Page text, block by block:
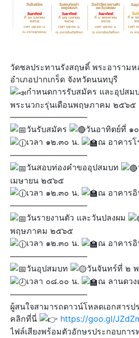
วัดชลประทานรังสฤษดิ์ พระอารามห
อำเภอปากเกร็ด จังหวัดนนทบุรี
กำหนดการรับสมัคร และอุปสม
พระนวกะรุ่นเดือนพฤษภาคม ๒๕๖๕
—————————–
วันรับสมัคร
วันอาทิตย์ที่ ๑
เวลา ๑๒.๓๐ น.
ณ อาคารโ
—————————–
วันสอบท่องคำขออุปสมบท
เมษายน ๒๕๖๕
เวลา ๑๒.๓๐ น.
ณ อาคารอิ
—————————–
วันรายงานตัว และวันปลงผม
พฤษภาคม ๒๕๖๕
เวลา ๑๒.๓๐ น.
ณ อาคารอิ
—————————–
วันอุปสมบท
วันจันทร์ที่ ๒
เวลา ๐๘.๐๐ น.
ณ ลานดวง
—————————–
ผู้สนใจสามารถดาวน์โหลดเอกสาร
คลิกที่นี่
https://goo.gl/
ไฟล์เสียงพร้อมตัวอักษรประกอบกา